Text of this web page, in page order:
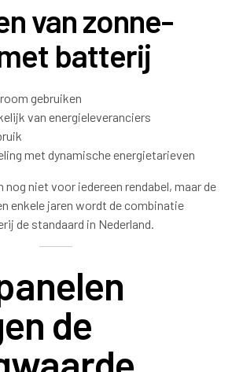
van zonne-
batterij
gebruiken
van energieleveranciers
met dynamische energietarieven
niet voor iedereen rendabel, maar de
enkele jaren wordt de combinatie
de standaard in Nederland.
de